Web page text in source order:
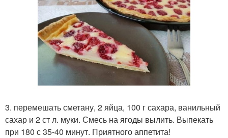
3. перемешать сметану, 2 яйца, 100 г сахара, ванильный
сахар и 2 ст л. муки. Смесь на ягоды вылить. Выпекать
при 180 с 35-40 минут. Приятного аппетита!